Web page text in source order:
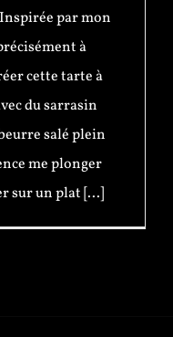
par mon
à
cette tarte à
du sarrasin
salé plein
me plonger
sur un plat [...]